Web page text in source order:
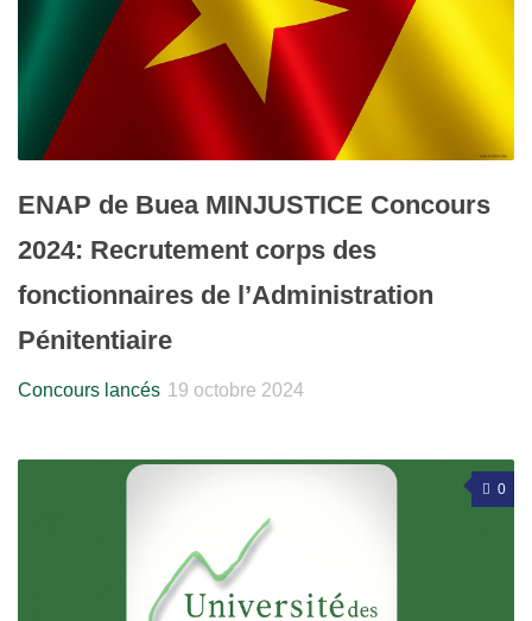
ENAP de Buea MINJUSTICE Concours
2024: Recrutement corps des
fonctionnaires de l’Administration
Pénitentiaire
Concours lancés 19 octobre 2024
0